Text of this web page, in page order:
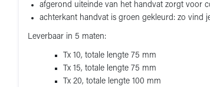
afgerond uiteinde van het handvat zorgt voor
achterkant handvat is groen gekleurd: zo vind
Leverbaar in 5 maten:
Tx 10, totale lengte 75 mm
Tx 15, totale lengte 75 mm
Tx 20, totale lengte 100 mm